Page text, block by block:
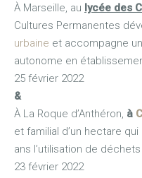
À Marseille, au lycée des
Cultures Permanentes
urbaine et accompagne
autonome en
25 février 2022
&
À La Roque d’Anthéron, à
et familial d’un hectare
ans l’utilisation de
23 février 2022